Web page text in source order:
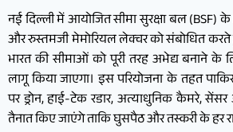
नई दिल्ली में आयोजित सीमा सुरक्षा बल (BSF)
और रुस्तमजी मेमोरियल लेक्चर को संबोधित
भारत की सीमाओं को पूरी तरह अभेद्य बनाने के
लागू किया जाएगा। इस परियोजना के तहत
पर ड्रोन, हाई-टेक रडार, अत्याधुनिक कैमरे, सेंसर
तैनात किए जाएंगे ताकि घुसपैठ और तस्करी के हर